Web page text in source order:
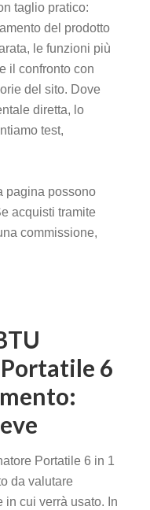
taglio pratico:
del prodotto
le funzioni più
il confronto con
del sito. Dove
diretta, lo
test,
pagina possono
acquisti tramite
commissione,
6
Portatile 6 in 1
da valutare
in cui verrà usato. In